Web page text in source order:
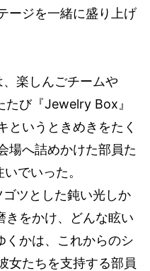
ージを一緒に盛り上げ
楽しんごチームや
たび『Jewelry Box』
というときめきをたく
場へ詰めかけた部員た
でいった。
ツとした鈍い光しか
きをかけ、どんな眩い
くかは、これからのシ
女たちを支持する部員